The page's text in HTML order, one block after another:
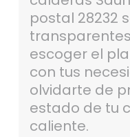
postal 28232
escoger el
con tus
olvidarte de
estado de tu
caliente.